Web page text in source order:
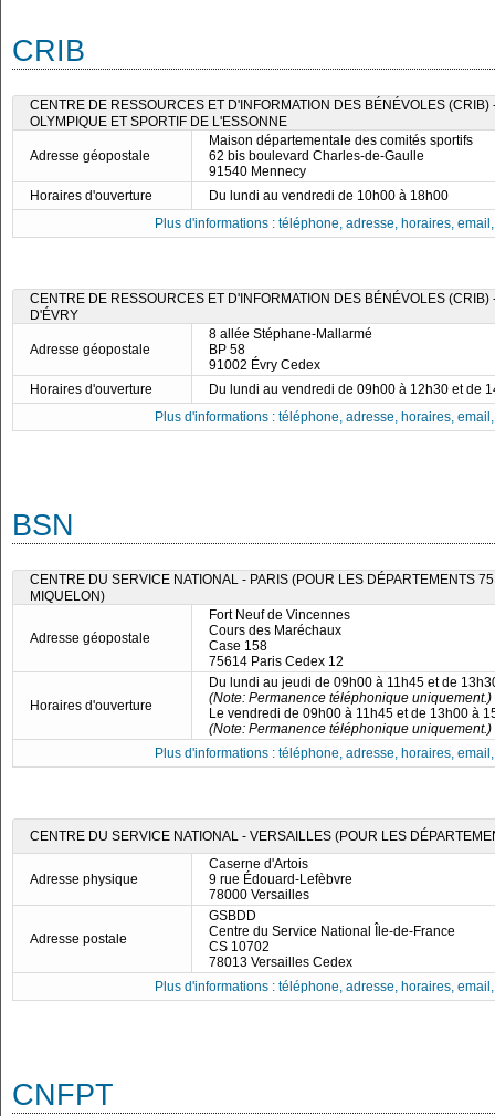
CRIB
CENTRE DE RESSOURCES ET D'INFORMATION DES BÉNÉVOLES (CRIB)
OLYMPIQUE ET SPORTIF DE L'ESSONNE
Adresse géopostale
Maison départementale des comités sportifs
62 bis boulevard Charles-de-Gaulle
91540 Mennecy
Horaires d'ouverture
Du lundi au vendredi de 10h00 à 18h00
Plus d'informations : téléphone, adresse, horaires,
CENTRE DE RESSOURCES ET D'INFORMATION DES BÉNÉVOLES
D'ÉVRY
Adresse géopostale
8 allée Stéphane-Mallarmé
BP 58
91002 Évry Cedex
Horaires d'ouverture
Du lundi au vendredi de 09h00 à 12h30 et de
Plus d'informations : téléphone, adresse, horaires,
BSN
CENTRE DU SERVICE NATIONAL - PARIS (POUR LES DÉPARTEMENTS
MIQUELON)
Adresse géopostale
Fort Neuf de Vincennes
Cours des Maréchaux
Case 158
75614 Paris Cedex 12
Horaires d'ouverture
Du lundi au jeudi de 09h00 à 11h45 et de
(Note: Permanence téléphonique uniquement.)
Le vendredi de 09h00 à 11h45 et de 13h00 à
(Note: Permanence téléphonique uniquement.)
Plus d'informations : téléphone, adresse, horaires,
CENTRE DU SERVICE NATIONAL - VERSAILLES (POUR LES
Adresse physique
Caserne d'Artois
9 rue Édouard-Lefèbvre
78000 Versailles
Adresse postale
GSBDD
Centre du Service National Île-de-France
CS 10702
78013 Versailles Cedex
Plus d'informations : téléphone, adresse, horaires,
CNFPT